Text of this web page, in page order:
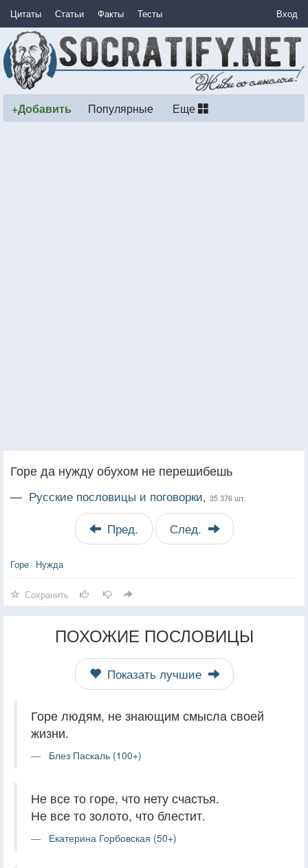
Цитаты Статьи Факты Тесты Вход
+Добавить Популярные Еще
Горе да нужду обухом не перешибешь
— Русские пословицы и поговорки, 35 376 шт.
Пред. След.
Горе Нужда
Сохранить
ПОХОЖИЕ ПОСЛОВИЦЫ
Показать лучшие
Горе людям, не знающим смысла своей
жизни.
Блез Паскаль (100+)
Не все то горе, что нету счастья.
Не все то золото, что блестит.
Екатерина Горбовская (50+)